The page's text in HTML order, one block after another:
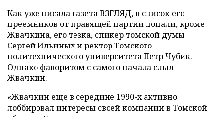
Как уже писала газета ВЗГЛЯД,в список его
преемников от правящей партии попали, кроме
Жвачкина, его тезка, спикер томской думы
Сергей Ильиных и ректор Томского
политехнического университета Петр Чубик.
Однако фаворитом с самого начала слыл
Жвачкин.
«Жвачкин еще в середине 1990-х активно
лоббировал интересы своей компании в Томской